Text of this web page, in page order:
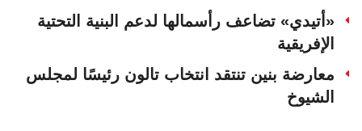
«أتيدي» تضاعف رأسمالها لدعم البنية التحتية
الإفريقية
معارضة بنين تنتقد انتخاب تالون رئيسًا لمجلس
الشيوخ